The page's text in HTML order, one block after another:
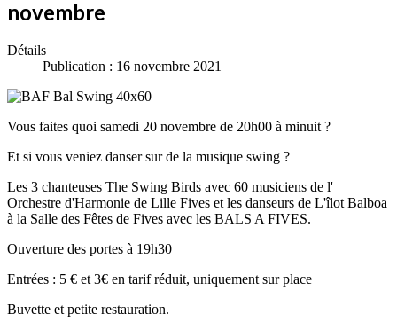
novembre
Détails
Publication : 16 novembre 2021
Vous faites quoi samedi 20 novembre de 20h00 à minuit ?
Et si vous veniez danser sur de la musique swing ?
Les 3 chanteuses The Swing Birds avec 60 musiciens de l'
Orchestre d'Harmonie de Lille Fives et les danseurs de L'îlot Balboa
à la Salle des Fêtes de Fives avec les BALS A FIVES.
Ouverture des portes à 19h30
Entrées : 5 € et 3€ en tarif réduit, uniquement sur place
Buvette et petite restauration.